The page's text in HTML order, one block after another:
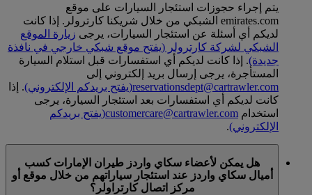
يتم إجراء حجوزات استئجار السيارات على موقع
emirates.com الشبكي من خلال شريكنا كارترولر. إذا كانت
لديكم أي أسئلة عن استئجار السيارات، يرجى زيارة الموقع
الشبكي لشركة كارترولر (يفتح موقع شبكي خارجي في نافذة
جديدة). إذا كانت لديكم أي استفسارات قبل استلام السيارة
المستأجرة، يرجى إرسال بريد إلكتروني إلى
reservationsdept@cartrawler.com(يفتح بريدكم الإلكتروني). إذا
كانت لديكم أي استفسارات بعد استئجار السيارة، يرجى
استخدام customercare@cartrawler.com(يفتح بريدكم
الإلكتروني).
هل يمكن لأعضاء سكاي واردز طيران الإمارات كسب
أميال سكاي واردز عند استئجار سياراتهم من خلال موقع أو
مركز اتصال كارتراولر؟